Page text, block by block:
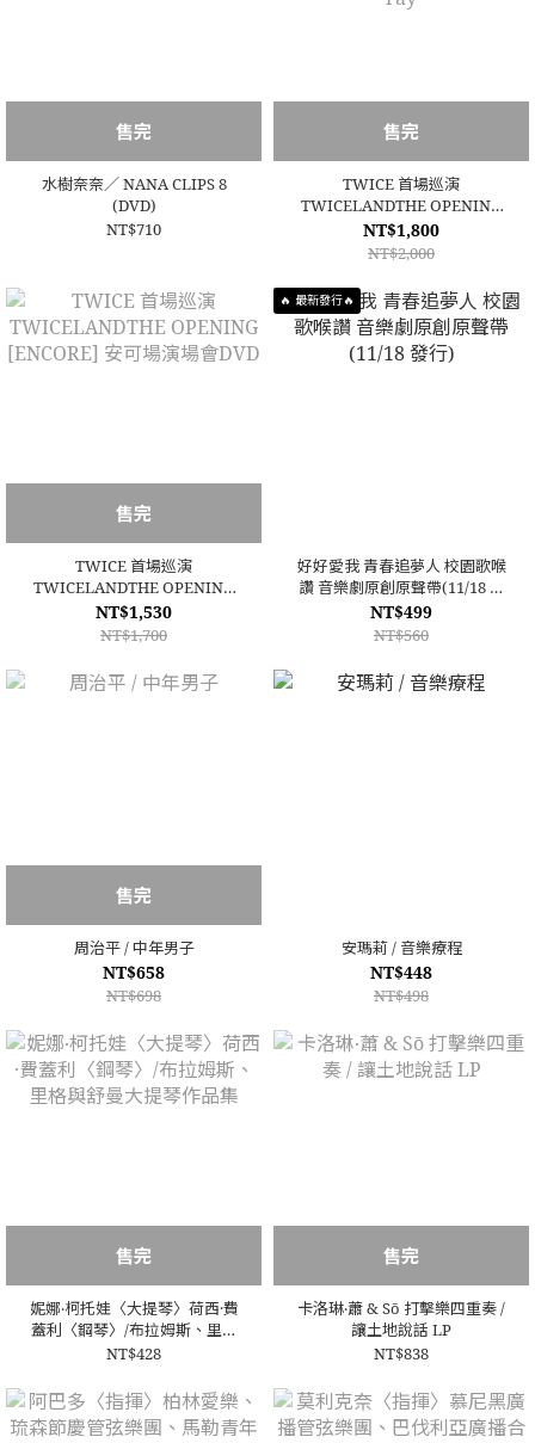
售完
水樹奈奈／ NANA CLIPS 8
(DVD)
NT$710
售完
TWICE 首場巡演
TWICELANDTHE OPENING
[ENCORE] 安可場演場會Blu-
ray
NT$1,800
NT$2,000
售完
TWICE 首場巡演
TWICELANDTHE OPENING
[ENCORE] 安可場演場會DVD
NT$1,530
NT$1,700
🔥 最新發行🔥
好好愛我 青春追夢人 校園歌喉
讚 音樂劇原創原聲帶(11/18 發
行)
NT$499
NT$560
售完
周治平 / 中年男子
NT$658
NT$698
安瑪莉 / 音樂療程
NT$448
NT$498
售完
妮娜‧柯托娃〈大提琴〉荷西·費
蓋利〈鋼琴〉/布拉姆斯、里格
與舒曼大提琴作品集
NT$428
售完
卡洛琳‧蕭 & Sō 打擊樂四重奏 /
讓土地說話 LP
NT$838